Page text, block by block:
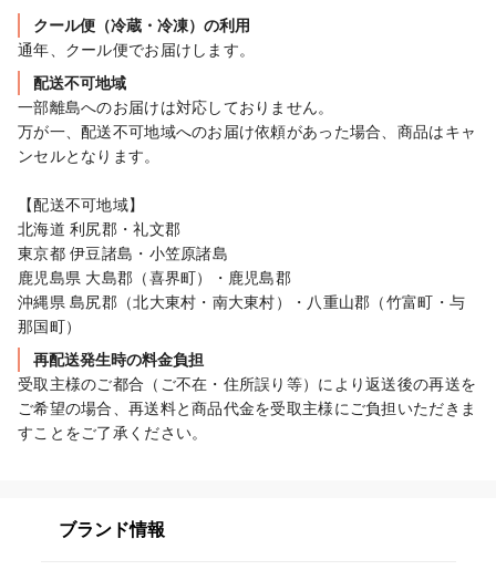
クール便（冷蔵・冷凍）の利用
通年、クール便でお届けします。
配送不可地域
一部離島へのお届けは対応しておりません。
万が一、配送不可地域へのお届け依頼があった場合、商品はキャ
ンセルとなります。
【配送不可地域】
北海道 利尻郡・礼文郡
東京都 伊豆諸島・小笠原諸島
鹿児島県 大島郡（喜界町）・鹿児島郡
沖縄県 島尻郡（北大東村・南大東村）・八重山郡（竹富町・与
那国町）
再配送発生時の料金負担
受取主様のご都合（ご不在・住所誤り等）により返送後の再送を
ご希望の場合、再送料と商品代金を受取主様にご負担いただきま
すことをご了承ください。
ブランド情報